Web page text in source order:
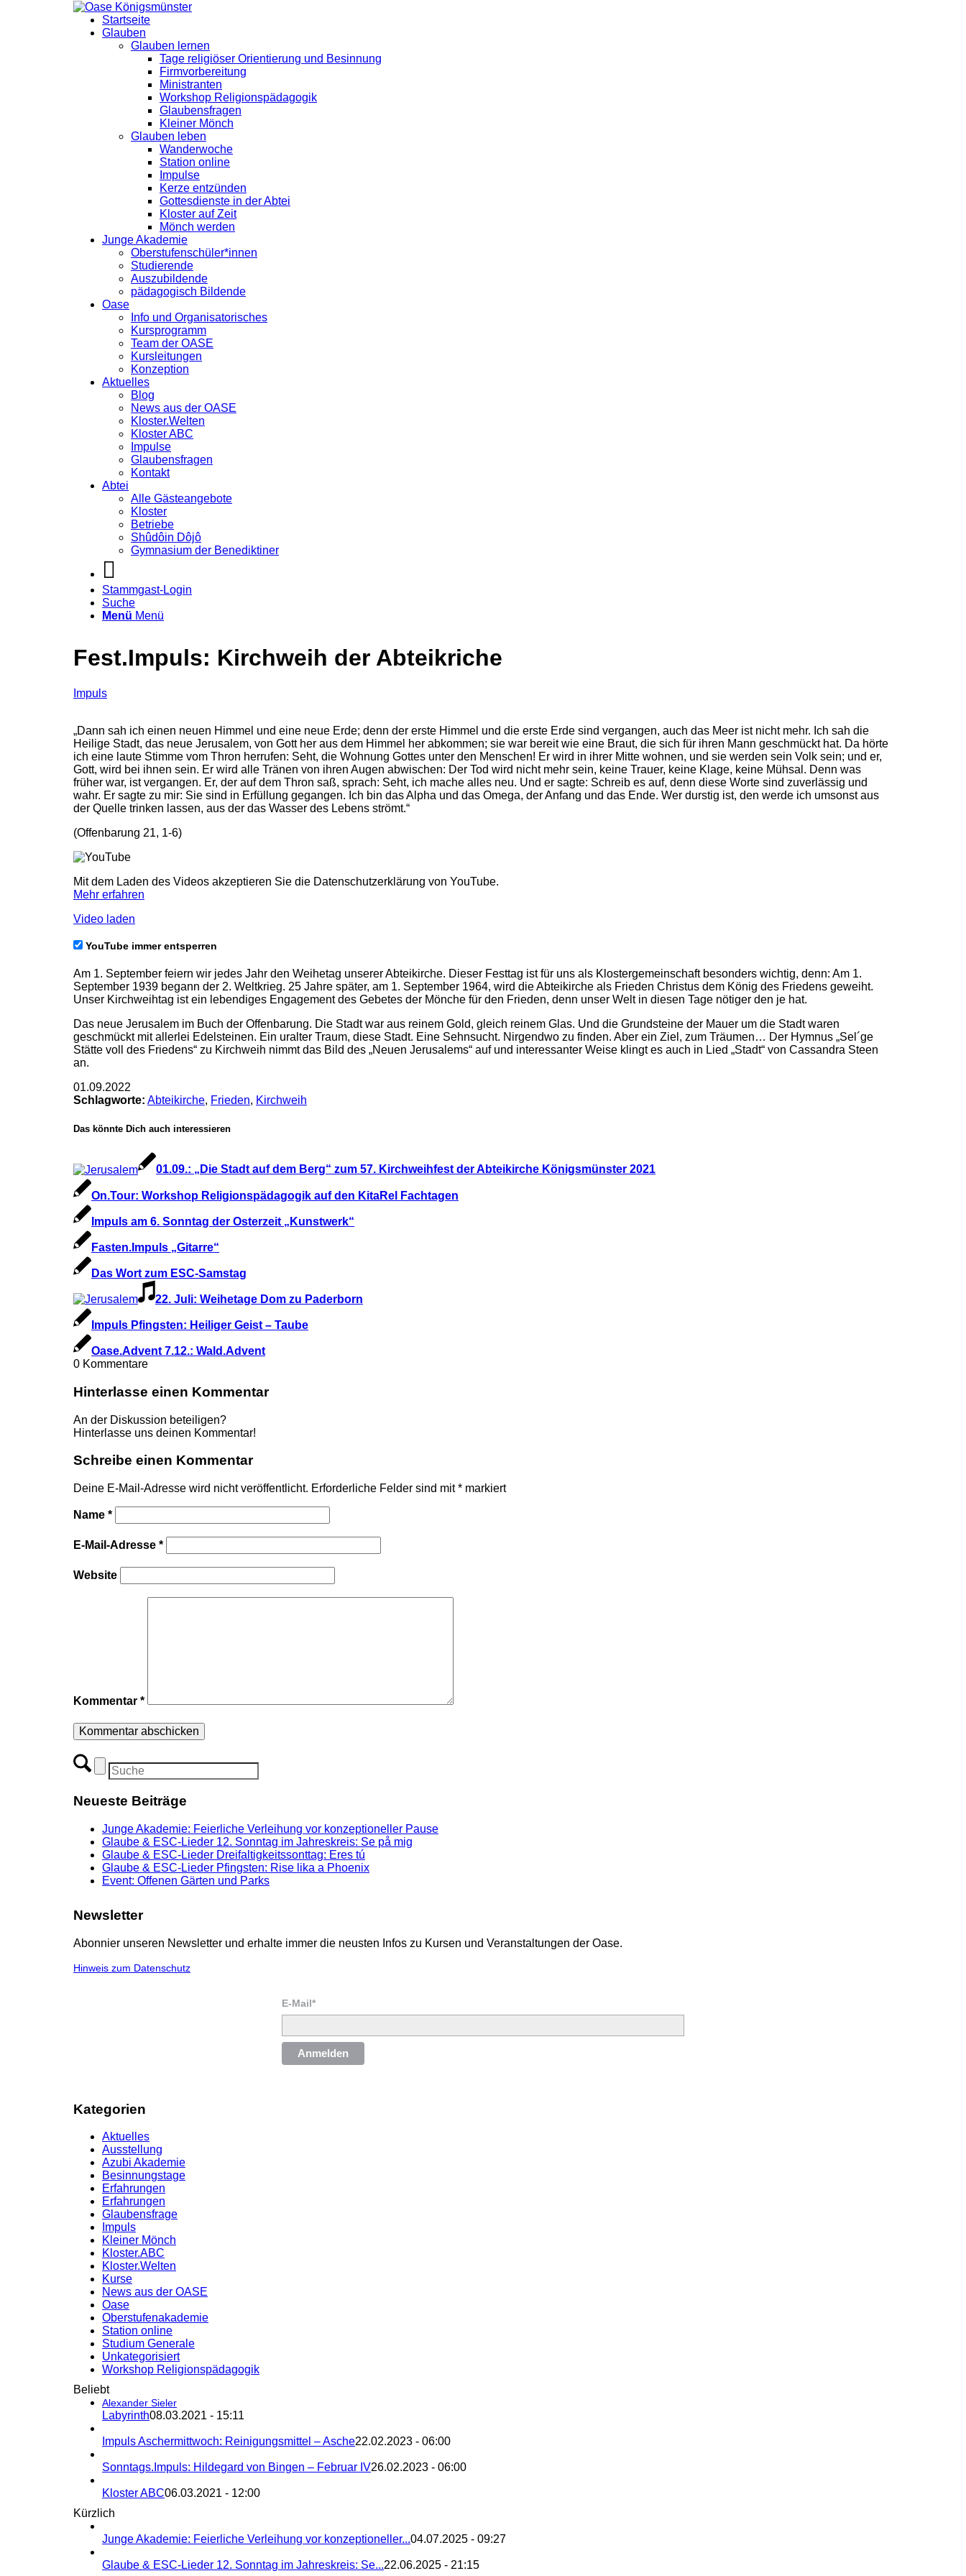
Startseite
Glauben
Glauben lernen
Tage religiöser Orientierung und Besinnung
Firmvorbereitung
Ministranten
Workshop Religionspädagogik
Glaubensfragen
Kleiner Mönch
Glauben leben
Wanderwoche
Station online
Impulse
Kerze entzünden
Gottesdienste in der Abtei
Kloster auf Zeit
Mönch werden
Junge Akademie
Oberstufenschüler*innen
Studierende
Auszubildende
pädagogisch Bildende
Oase
Info und Organisatorisches
Kursprogramm
Team der OASE
Kursleitungen
Konzeption
Aktuelles
Blog
News aus der OASE
Kloster.Welten
Kloster ABC
Impulse
Glaubensfragen
Kontakt
Abtei
Alle Gästeangebote
Kloster
Betriebe
Shûdôin Dôjô
Gymnasium der Benediktiner
Stammgast-Login
Suche
Menü Menü
Fest.Impuls: Kirchweih der Abteikriche
Impuls
„Dann sah ich einen neuen Himmel und eine neue Erde; denn der erste Himmel und die erste Erde sind vergangen, auch das Meer ist nicht mehr. Ich sah die
Heilige Stadt, das neue Jerusalem, von Gott her aus dem Himmel her abkommen; sie war bereit wie eine Braut, die sich für ihren Mann geschmückt hat. Da hörte
ich eine laute Stimme vom Thron herrufen: Seht, die Wohnung Gottes unter den Menschen! Er wird in ihrer Mitte wohnen, und sie werden sein Volk sein; und er,
Gott, wird bei ihnen sein. Er wird alle Tränen von ihren Augen abwischen: Der Tod wird nicht mehr sein, keine Trauer, keine Klage, keine Mühsal. Denn was
früher war, ist vergangen. Er, der auf dem Thron saß, sprach: Seht, ich mache alles neu. Und er sagte: Schreib es auf, denn diese Worte sind zuverlässig und
wahr. Er sagte zu mir: Sie sind in Erfüllung gegangen. Ich bin das Alpha und das Omega, der Anfang und das Ende. Wer durstig ist, den werde ich umsonst aus
der Quelle trinken lassen, aus der das Wasser des Lebens strömt.“
(Offenbarung 21, 1-6)
Mit dem Laden des Videos akzeptieren Sie die Datenschutzerklärung von YouTube.
Mehr erfahren
Video laden
YouTube immer entsperren
Am 1. September feiern wir jedes Jahr den Weihetag unserer Abteikirche. Dieser Festtag ist für uns als Klostergemeinschaft besonders wichtig, denn: Am 1.
September 1939 begann der 2. Weltkrieg. 25 Jahre später, am 1. September 1964, wird die Abteikirche als Frieden Christus dem König des Friedens geweiht.
Unser Kirchweihtag ist ein lebendiges Engagement des Gebetes der Mönche für den Frieden, denn unser Welt in diesen Tage nötiger den je hat.
Das neue Jerusalem im Buch der Offenbarung. Die Stadt war aus reinem Gold, gleich reinem Glas. Und die Grundsteine der Mauer um die Stadt waren
geschmückt mit allerlei Edelsteinen. Ein uralter Traum, diese Stadt. Eine Sehnsucht. Nirgendwo zu finden. Aber ein Ziel, zum Träumen… Der Hymnus „Sel´ge
Stätte voll des Friedens“ zu Kirchweih nimmt das Bild des „Neuen Jerusalems“ auf und interessanter Weise klingt es auch in Lied „Stadt“ von Cassandra Steen
an.
01.09.2022
Schlagworte: Abteikirche, Frieden, Kirchweih
Das könnte Dich auch interessieren
01.09.: „Die Stadt auf dem Berg“ zum 57. Kirchweihfest der Abteikirche Königsmünster 2021
On.Tour: Workshop Religionspädagogik auf den KitaRel Fachtagen
Impuls am 6. Sonntag der Osterzeit „Kunstwerk“
Fasten.Impuls „Gitarre“
Das Wort zum ESC-Samstag
22. Juli: Weihetage Dom zu Paderborn
Impuls Pfingsten: Heiliger Geist – Taube
Oase.Advent 7.12.: Wald.Advent
0 Kommentare
Hinterlasse einen Kommentar
An der Diskussion beteiligen?
Hinterlasse uns deinen Kommentar!
Schreibe einen Kommentar
Deine E-Mail-Adresse wird nicht veröffentlicht. Erforderliche Felder sind mit* markiert
Name *
E-Mail-Adresse *
Website
Kommentar *
Neueste Beiträge
Junge Akademie: Feierliche Verleihung vor konzeptioneller Pause
Glaube & ESC-Lieder 12. Sonntag im Jahreskreis: Se på mig
Glaube & ESC-Lieder Dreifaltigkeitssonttag: Eres tú
Glaube & ESC-Lieder Pfingsten: Rise lika a Phoenix
Event: Offenen Gärten und Parks
Newsletter
Abonnier unseren Newsletter und erhalte immer die neusten Infos zu Kursen und Veranstaltungen der Oase.
Hinweis zum Datenschutz
E-Mail*
Anmelden
Kategorien
Aktuelles
Ausstellung
Azubi Akademie
Besinnungstage
Erfahrungen
Erfahrungen
Glaubensfrage
Impuls
Kleiner Mönch
Kloster.ABC
Kloster.Welten
Kurse
News aus der OASE
Oase
Oberstufenakademie
Station online
Studium Generale
Unkategorisiert
Workshop Religionspädagogik
Beliebt
Alexander Sieler
Labyrinth08.03.2021 - 15:11
Impuls Aschermittwoch: Reinigungsmittel – Asche22.02.2023 - 06:00
Sonntags.Impuls: Hildegard von Bingen – Februar IV26.02.2023 - 06:00
Kloster ABC06.03.2021 - 12:00
Kürzlich
Junge Akademie: Feierliche Verleihung vor konzeptioneller...04.07.2025 - 09:27
Glaube & ESC-Lieder 12. Sonntag im Jahreskreis: Se...22.06.2025 - 21:15